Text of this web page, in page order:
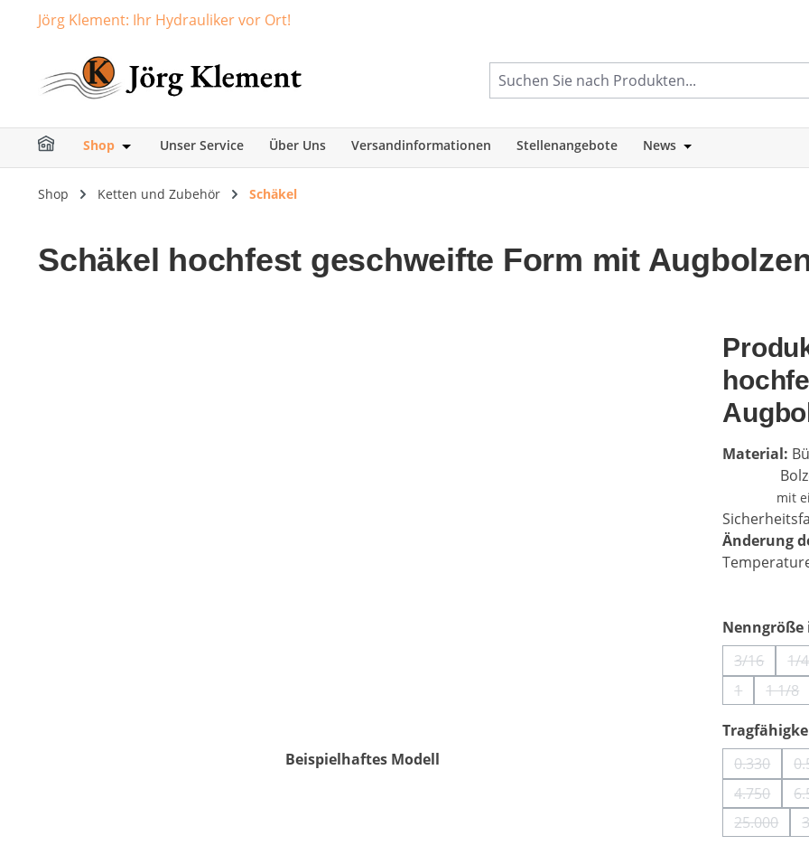
Zur Hauptnavigation springen
Jörg Klement: Ihr Hydrauliker vor Ort!
Shop Öffne oder Schließe das Dropdown der Kategorie Shop
Unser Service Über Uns Versandinformationen Stellenangebote News Öffne oder
Shop Ketten und Zubehör Schäkel
Schäkel hochfest geschweifte Form mit
Beispielhaftes Modell
Material:
Bolzen
mit
Änderung
Nenngröße
3/16(Diese1/4
1(Diese1 1/8
0.330(Diese
4.750(Diese
25.000
(Diese